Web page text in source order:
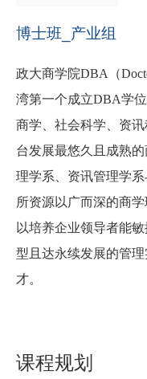
博士班_产业组
政大商学院DBA（
湾第一个成立DBA学位
商学、社会科学、资
台发展最悠久且成熟
理学系、资讯管理学
所资源以广而深的商
以培养企业领导者能
型且达永续发展的管
才。
课程规划